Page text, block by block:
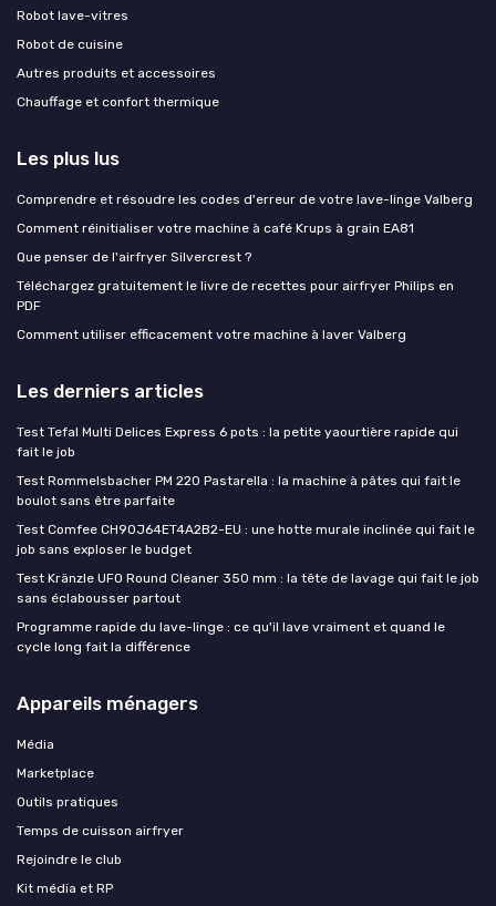
Robot lave-vitres
Robot de cuisine
Autres produits et accessoires
Chauffage et confort thermique
Les plus lus
Comprendre et résoudre les codes d'erreur de votre lave-linge Valberg
Comment réinitialiser votre machine à café Krups à grain EA81
Que penser de l'airfryer Silvercrest ?
Téléchargez gratuitement le livre de recettes pour airfryer Philips en
PDF
Comment utiliser efficacement votre machine à laver Valberg
Les derniers articles
Test Tefal Multi Delices Express 6 pots : la petite yaourtière rapide qui
fait le job
Test Rommelsbacher PM 220 Pastarella : la machine à pâtes qui fait le
boulot sans être parfaite
Test Comfee CH90J64ET4A2B2-EU : une hotte murale inclinée qui fait le
job sans exploser le budget
Test Kränzle UFO Round Cleaner 350 mm : la tête de lavage qui fait le job
sans éclabousser partout
Programme rapide du lave-linge : ce qu'il lave vraiment et quand le
cycle long fait la différence
Appareils ménagers
Média
Marketplace
Outils pratiques
Temps de cuisson airfryer
Rejoindre le club
Kit média et RP